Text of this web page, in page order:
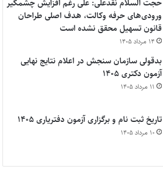
حجت السلام نقدعلی: علی رغم افزایش چشمگیر
ورودی‌های حرفه وکالت، هدف اصلی طراحان
قانون تسهیل محقق نشده است
۱۴ مرداد ۱۴۰۵
بدقولی سازمان سنجش در اعلام نتایج نهایی
آزمون دکتری ۱۴۰۵
۱۱ مرداد ۱۴۰۵
تاریخ ثبت نام و برگزاری آزمون دفتریاری ۱۴۰۵
۱۰ مرداد ۱۴۰۵